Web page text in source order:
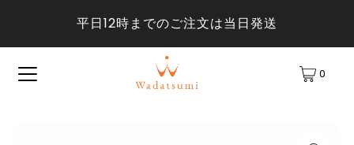
平日12時までのご注文は当日発送
0